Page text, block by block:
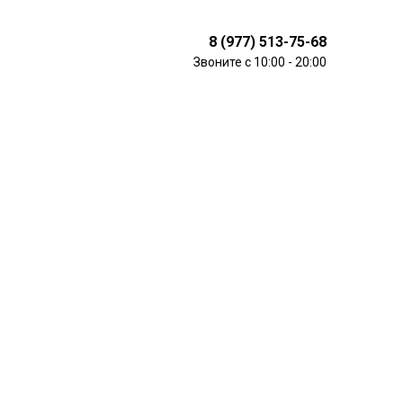
8 (977) 513-75-68
Звоните с 10:00 - 20:00